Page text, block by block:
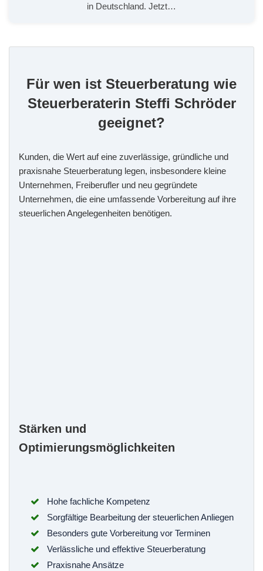
in Deutschland. Jetzt…
Für wen ist Steuerberatung wie
Steuerberaterin Steffi Schröder
geeignet?
Kunden, die Wert auf eine zuverlässige, gründliche und
praxisnahe Steuerberatung legen, insbesondere kleine
Unternehmen, Freiberufler und neu gegründete
Unternehmen, die eine umfassende Vorbereitung auf ihre
steuerlichen Angelegenheiten benötigen.
Stärken und
Optimierungsmöglichkeiten
Hohe fachliche Kompetenz
Sorgfältige Bearbeitung der steuerlichen Anliegen
Besonders gute Vorbereitung vor Terminen
Verlässliche und effektive Steuerberatung
Praxisnahe Ansätze